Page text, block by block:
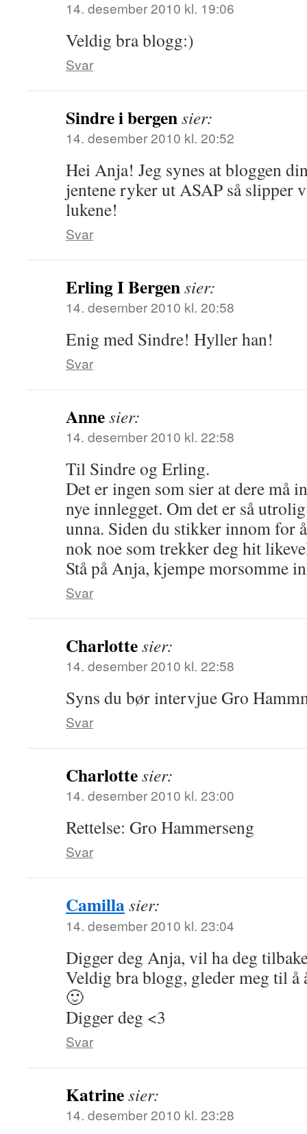
14. desember 2010 kl. 19:06
Veldig bra blogg:)
Svar
Sindre i bergensier:
14. desember 2010 kl. 20:52
Hei Anja! Jeg synes at bloggen
jentene ryker ut ASAP så slipper
lukene!
Svar
Erling I Bergensier:
14. desember 2010 kl. 20:58
Enig med Sindre! Hyller han!
Svar
Annesier:
14. desember 2010 kl. 22:58
Til Sindre og Erling.
Det er ingen som sier at dere må
nye innlegget. Om det er så
unna. Siden du stikker innom for
nok noe som trekker deg hit
Stå på Anja, kjempe morsomme
Svar
Charlottesier:
14. desember 2010 kl. 22:58
Syns du bør intervjue Gro
Svar
Charlottesier:
14. desember 2010 kl. 23:00
Rettelse: Gro Hammerseng
Svar
Camillasier:
14. desember 2010 kl. 23:04
Digger deg Anja, vil ha deg
Veldig bra blogg, gleder meg til å
🙂
Digger deg <3
Svar
Katrinesier:
14. desember 2010 kl. 23:28